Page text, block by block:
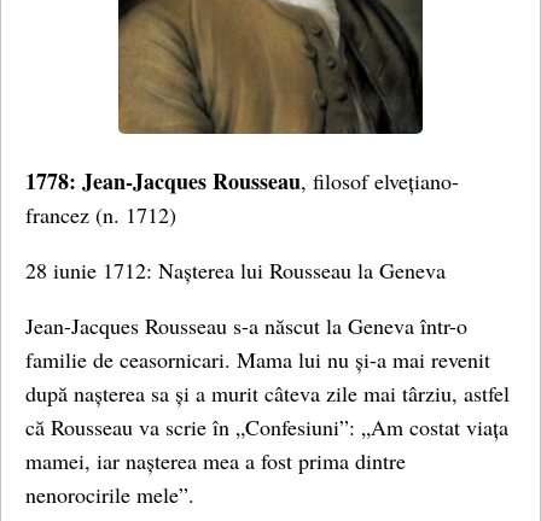
1778: Jean-Jacques Rousseau, filosof elvețiano-
francez (n. 1712)
28 iunie 1712: Nașterea lui Rousseau la Geneva
Jean-Jacques Rousseau s-a născut la Geneva într-o
familie de ceasornicari. Mama lui nu și-a mai revenit
după nașterea sa și a murit câteva zile mai târziu, astfel
că Rousseau va scrie în „Confesiuni”: „Am costat viața
mamei, iar nașterea mea a fost prima dintre
nenorocirile mele”.